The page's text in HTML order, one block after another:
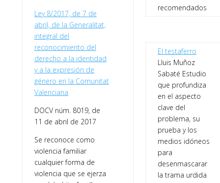
Ley 8/2017, de 7 de
abril, de la Generalitat,
integral del
reconocimiento del
derecho a la identidad
y a la expresión de
género en la Comunitat
Valenciana
DOCV núm. 8019, de
11 de abril de 2017
Se reconoce como
violencia familiar
cualquier forma de
violencia que se ejerza
recomendados
El testaferro
Lluis Muñoz
Sabaté Estudio
que profundiza
en el aspecto
clave del
problema, su
prueba y los
medios idóneos
para
desenmascarar
la trama urdida